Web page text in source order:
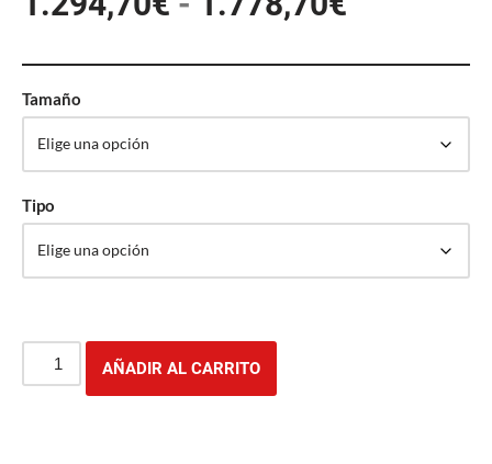
Tamaño
Tipo
AÑADIR AL CARRITO